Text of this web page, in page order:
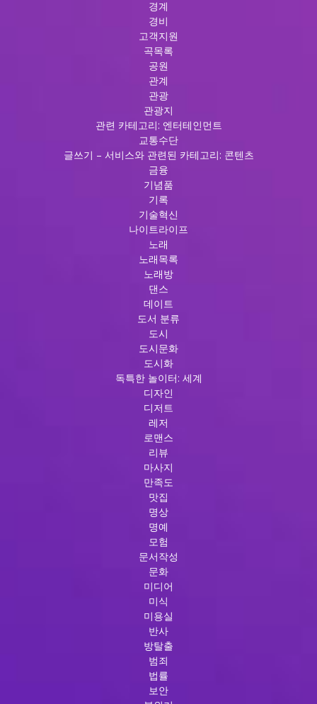
경계
경비
고객지원
곡목록
공원
관계
관광
관광지
관련 카테고리: 엔터테인먼트
교통수단
글쓰기 – 서비스와 관련된 카테고리: 콘텐츠
금융
기념품
기록
기술혁신
나이트라이프
노래
노래목록
노래방
댄스
데이트
도서 분류
도시
도시문화
도시화
독특한 놀이터: 세계
디자인
디저트
레저
로맨스
리뷰
마사지
만족도
맛집
명상
명예
모험
문서작성
문화
미디어
미식
미용실
반사
방탈출
범죄
법률
보안